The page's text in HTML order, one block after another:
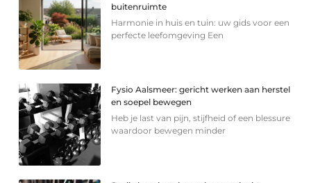
buitenruimte
Harmonie in huis en tuin: uw gids voor een
perfecte leefomgeving Een
Fysio Aalsmeer: gericht werken aan herstel
en soepel bewegen
Heb je last van pijn, stijfheid of een blessure
waardoor bewegen minder